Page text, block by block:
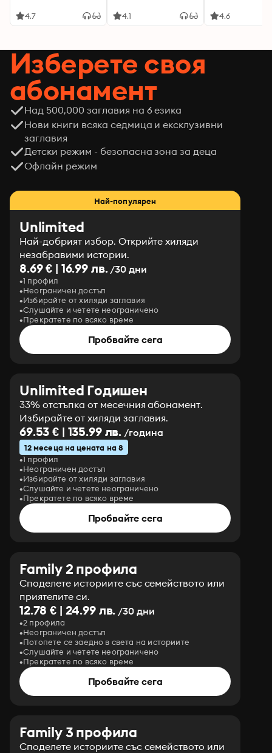
4.7 4.1 4.6
Изберете своя
абонамент
Над 500,000 заглавия на 6 езика
Нови книги всяка седмица и ексклузивни
заглавия
Детски режим - безопасна зона за деца
Офлайн режим
Най-популярен
Unlimited
Най-добрият избор. Открийте хиляди
незабравими истории.
8.69 € | 16.99 лв./30 дни
1 профил
Неограничен достъп
Избирайте от хиляди заглавия
Слушайте и четете неограничено
Прекратете по всяко време
Пробвайте сега
Unlimited Годишен
33% отстъпка от месечния абонамент.
Избирайте от хиляди заглавия.
69.53 € | 135.99 лв. /година
12 месеца на цената на 8
1 профил
Неограничен достъп
Избирайте от хиляди заглавия
Слушайте и четете неограничено
Прекратете по всяко време
Пробвайте сега
Family 2 профила
Споделете историите със семейството или
приятелите си.
12.78 € | 24.99 лв. /30 дни
2 профила
Неограничен достъп
Потопете се заедно в света на историите
Слушайте и четете неограничено
Прекратете по всяко време
Пробвайте сега
Family 3 профила
Споделете историите със семейството или